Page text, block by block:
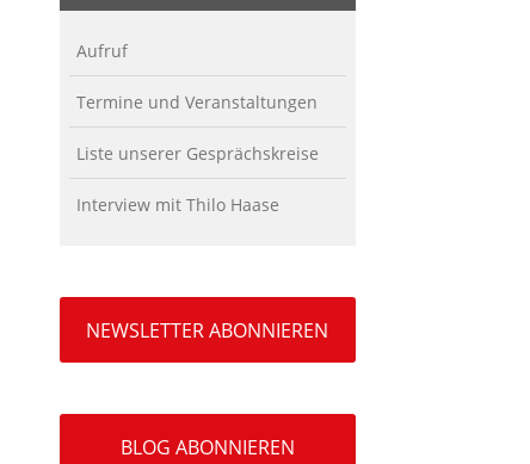
Aufruf
Termine und Veranstaltungen
Liste unserer Gesprächskreise
Interview mit Thilo Haase
NEWSLETTER ABONNIEREN
BLOG ABONNIEREN